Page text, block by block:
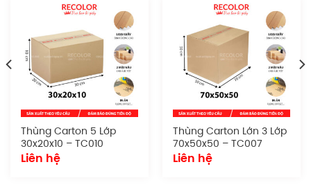
Sản phẩm sở hữu hình dáng tiêu chuẩn, dễ dàng
xếp chồng, vận chuyển và lưu trữ. Thích hợp cho cả
quy mô nhỏ lẫn doanh nghiệp lớn cần đóng gói
đồng bộ và chuyên nghiệp.
Chất liệu giấy:Sử dụng giấy carton chất
lượng tốt
Số lớp:3
Loại sóng:
sóng E (hoặc B, C theo yêu cầu)
Thùng Carton 5 Lớp
30x20x10 – TC010
Liên hệ
Thùng Carton Lớn 3 Lớp
70x50x50 – TC007
Liên hệ